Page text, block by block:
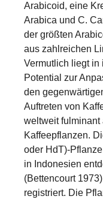
Arabicoid, eine
Arabica und C.
der größten
aus zahlreichen
Vermutlich liegt in
Potential zur
den
Auftreten von
weltweit fulminant
Kaffeepflanzen.
oder HdT)-
in Indonesien
(Bettencourt
registriert. Die